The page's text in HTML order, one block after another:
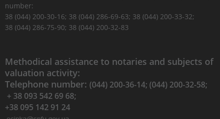
number:
38 (044) 200-30-16; 38 (044) 286-69-63; 38 (044) 200-33-32;
38 (044) 286-75-90; 38 (044) 200-32-83
Methodical assistance to notaries and subjects of
valuation activity:
Telephone number: (044) 200-36-14; (044) 200-32-58;
+ 38 093 542 69 68;
+38 095 142 91 24